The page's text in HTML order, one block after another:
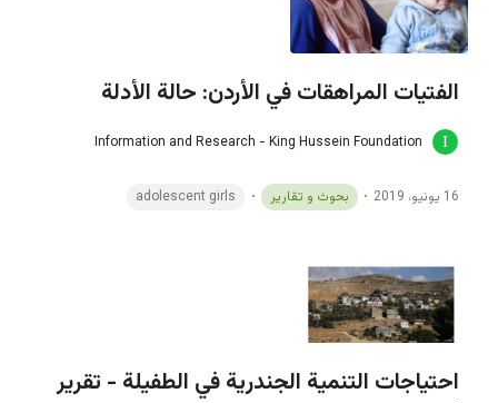
الفتيات المراهقات في الأردن: حالة الأدلة
Information and Research - King Hussein Foundation
16 يونيو، 2019 بحوث و تقارير adolescent girls
احتياجات التنمية الجندرية في الطفيلة - تقرير